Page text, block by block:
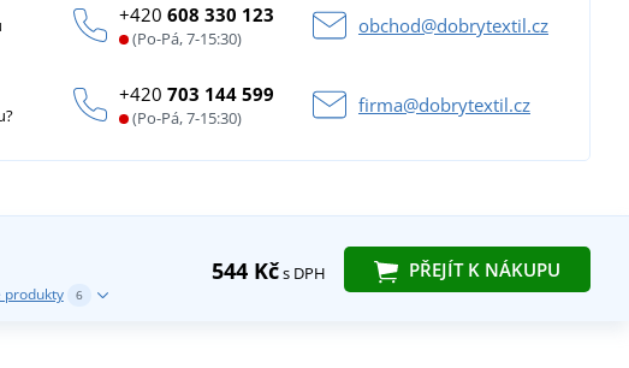
+420608 330 123
(Po-Pá, 7-15:30)
obchod@dobrytextil.cz
+420703 144 599
(Po-Pá, 7-15:30)
firma@dobrytextil.cz
544 Kčs DPH PŘEJÍT K NÁKUPU
produkty 6